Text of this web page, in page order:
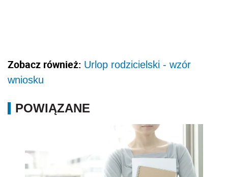
Zobacz również: Urlop rodzicielski - wzór
wniosku
POWIĄZANE